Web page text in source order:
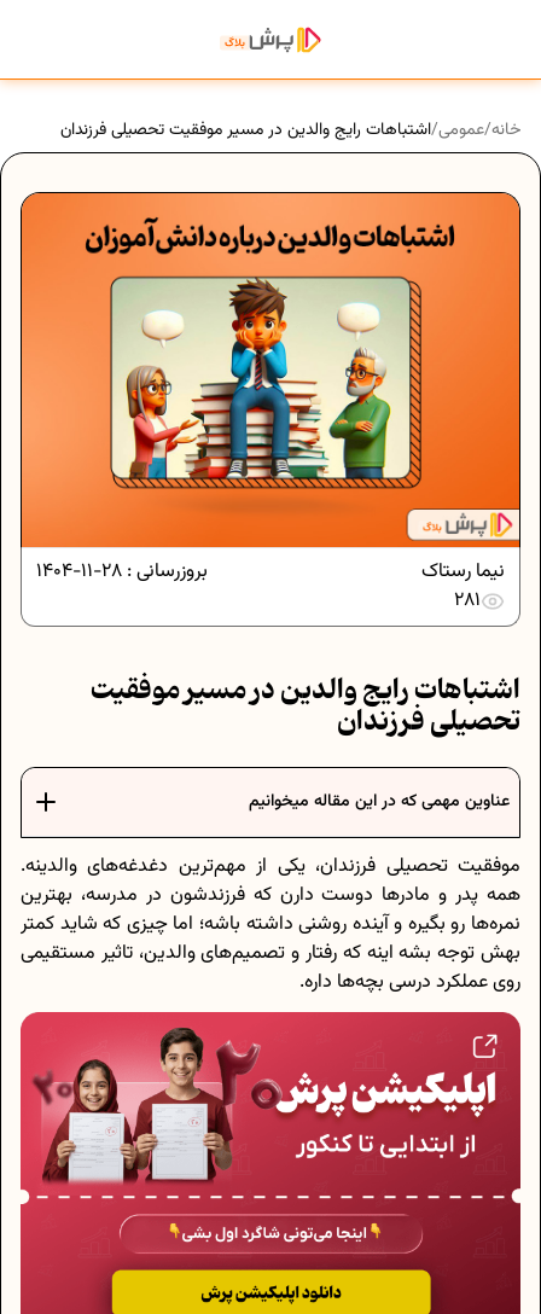
خانه/عمومی/اشتباهات رایج والدین در مسیر موفقیت تحصیلی فرزندان
بروزرسانی : 28-11-1404
نیما رستاک
281
اشتباهات رایج والدین در مسیر موفقیت
تحصیلی فرزندان
عناوین مهمی که در این مقاله میخوانیم
موفقیت تحصیلی فرزندان، یکی از مهم‌ترین دغدغه‌های والدینه.
همه پدر و مادرها دوست دارن که فرزندشون در مدرسه، بهترین
نمره‌ها رو بگیره و آینده روشنی داشته باشه؛ اما چیزی که شاید کمتر
بهش توجه بشه اینه که رفتار و تصمیم‌های والدین، تاثیر مستقیمی
روی عملکرد درسی بچه‌ها داره.